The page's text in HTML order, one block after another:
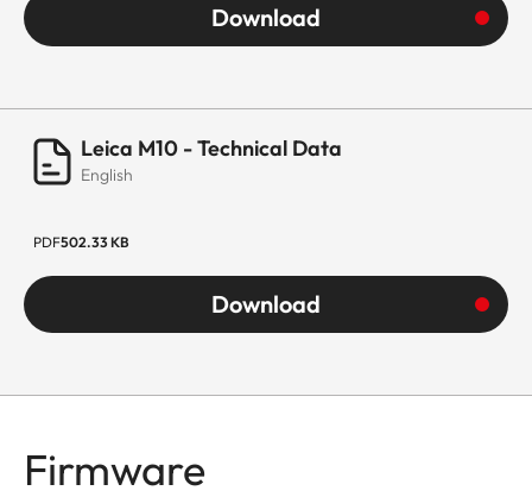
Download
Leica M10 - Technical Data
English
PDF502.33 KB
Download
Firmware